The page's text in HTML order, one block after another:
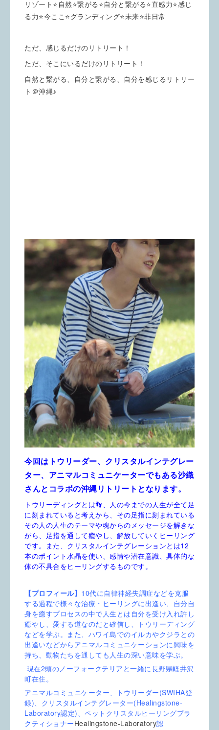
リゾート⭐️自然⭐️繋がる⭐️自分と繋がる⭐️直感力⭐️感じ
る力⭐️今ここ⭐️グランディング⭐️未来⭐️非日常
ただ、感じるだけのリトリート！
ただ、そこにいるだけのリトリート！
自然と繋がる、自分と繋がる、自分を感じるリトリー
ト＠沖縄♪
今回はトウリーダー、 クリスタルインテグレー
ター、アニマルコミュニケーターでもある沙織
さんとコラボの沖縄リトリートとなります。
トウリーディングとは👣、
人の今までの人生が全て足
に刻まれていると考えから、その 足指に刻まれている
その人の人生のテーマや魂からのメッセージを解きな
がら、足指を通して癒やし、解放していくヒーリング
です。また、 クリスタルインテグレーションとは12
本のポイント水晶を使い、 感情や潜在意識、具体的な
体の不具合をヒーリングするものです。
【プロフィール】 10代に自律神経失調症などを克服
する過程で様々な治療・ヒーリングに出逢い、自分自
身を癒すプロセスの中で人生とは自分を受け入れ許し
癒やし、愛する道なのだと確信し、トウリーディング
などを学ぶ。また、ハワイ島でのイルカやクジラとの
出逢いなどからアニマルコミュニケーションに興味を
持ち、動物たちを通しても人生の深い意味を学ぶ。
現在2頭のノーフォークテリアと一緒に長野県軽井沢
町在住。
アニマルコミュニケーター、トウリーダー(SWIHA登
録)、クリスタルインテグレーター(Healingstone-
Laboratory認定)、
ペットクリスタルヒーリングプラ
クティショナー Healingstone-Laboratory認